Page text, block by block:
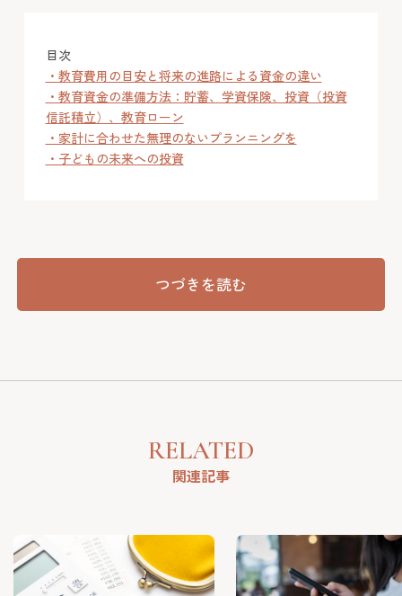
目次
・教育費用の目安と将来の進路による資金の違い
・教育資金の準備方法：貯蓄、学資保険、投資（投資
信託積立）、教育ローン
・家計に合わせた無理のないプランニングを
・子どもの未来への投資
つづきを読む
RELATED
関連記事